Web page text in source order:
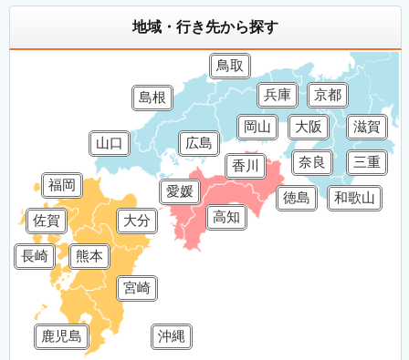
地域・行き先から探す
三重
滋賀
京都
大阪
兵庫
奈良
和歌山
鳥取
島根
岡山
広島
山口
徳島
香川
愛媛
高知
福岡
佐賀
長崎 熊本
大分
宮崎
鹿児島 沖縄